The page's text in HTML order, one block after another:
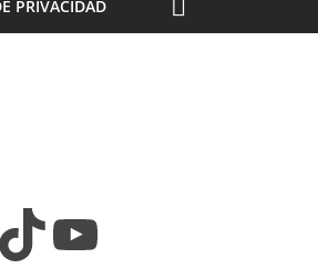
PRIVACIDAD
TikTok YouTube